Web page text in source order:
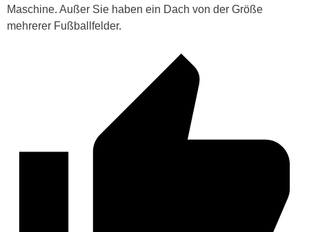
Maschine. Außer Sie haben ein Dach von der Größe
mehrerer Fußballfelder.